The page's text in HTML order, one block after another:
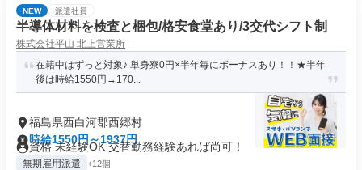
NEW 派遣社員
半導体材料を検査と梱包/格安食堂あり/3交代シフト制
株式会社平山 北上営業所
在籍中はずっと対象♪ 単身寮0円×半年毎にボーナスあり！！★半年
後は時給1550円→170...
福島県西白河郡西郷村
時給1550円～1937円
資格 未経験OK 交替勤務経験あれば尚可！
無期雇用派遣 +12個